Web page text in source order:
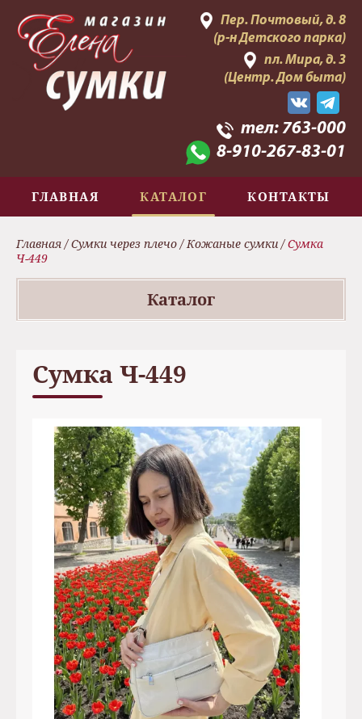
Пер. Почтовый, д. 8
(р-н Детского парка)
пл. Мира, д. 3
(Центр. Дом быта)
тел:763-000
8-910-267-83-01
ГЛАВНАЯ КАТАЛОГ КОНТАКТЫ
Главная/Сумки через плечо/Кожаные сумки /Сумка
Ч-449
Каталог
Сумка Ч-449